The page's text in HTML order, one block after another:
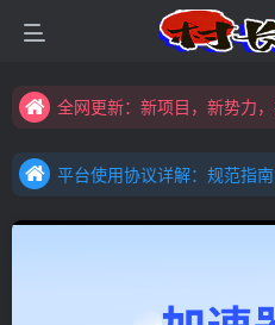
平台使用协议详解：规范指
平台使用协议详解：规范指